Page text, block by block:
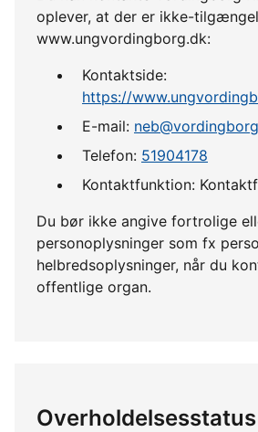
oplever, at der er ikke-
www.ungvordingborg.dk:
Kontaktside:
https://
E-mail:
Telefon: 51904178
Kontaktfunktion:
Du bør ikke angive fortrolige
personoplysninger som fx
helbredsoplysninger, når du
offentlige organ.
Overholdelsesstatus